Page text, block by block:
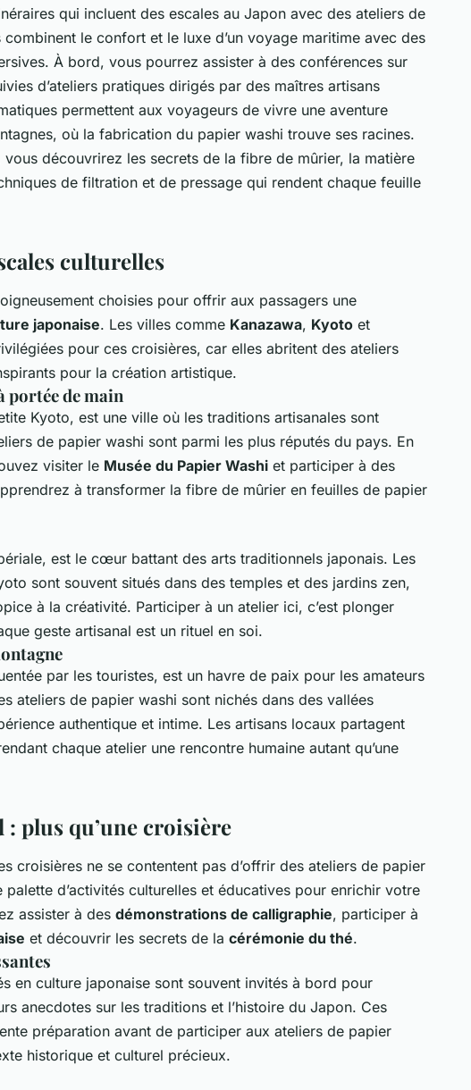
qui incluent des escales au Japon avec des ateliers de
le confort et le luxe d’un voyage maritime avec des
À bord, vous pourrez assister à des conférences sur
d’ateliers pratiques dirigés par des maîtres artisans
permettent aux voyageurs de vivre une aventure
où la fabrication du papier washi trouve ses racines.
découvrirez les secrets de la fibre de mûrier, la matière
de filtration et de pressage qui rendent chaque feuille
culturelles
choisies pour offrir aux passagers une
japonaise. Les villes comme Kanazawa, Kyoto et
pour ces croisières, car elles abritent des ateliers
pour la création artistique.
portée de main
Kyoto, est une ville où les traditions artisanales sont
de papier washi sont parmi les plus réputés du pays. En
visiter le Musée du Papier Washi et participer à des
à transformer la fibre de mûrier en feuilles de papier
est le cœur battant des arts traditionnels japonais. Les
sont souvent situés dans des temples et des jardins zen,
à la créativité. Participer à un atelier ici, c’est plonger
geste artisanal est un rituel en soi.
par les touristes, est un havre de paix pour les amateurs
ateliers de papier washi sont nichés dans des vallées
authentique et intime. Les artisans locaux partagent
chaque atelier une rencontre humaine autant qu’une
: plus qu’une croisière
croisières ne se contentent pas d’offrir des ateliers de papier
d’activités culturelles et éducatives pour enrichir votre
assister à des démonstrations de calligraphie, participer à
et découvrir les secrets de la cérémonie du thé.
en culture japonaise sont souvent invités à bord pour
anecdotes sur les traditions et l’histoire du Japon. Ces
préparation avant de participer aux ateliers de papier
historique et culturel précieux.